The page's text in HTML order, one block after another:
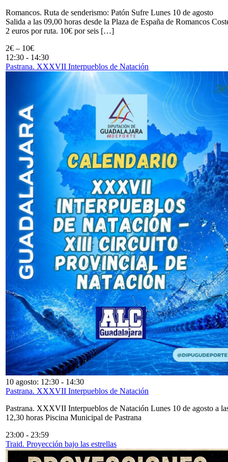
Romancos. Ruta de senderismo: Patón Sufre Lunes 10 de agosto
Salida a las 09,00 horas desde la Plaza de España de Romancos
2 euros por ruta. 10€ por seis […]
2€ – 10€
12:30 - 14:30
Pastrana. XXXVII Interpueblos de Natación
10 agosto: 12:30 - 14:30
Pastrana. XXXVII Interpueblos de Natación
Pastrana. XXXVII Interpueblos de Natación Lunes 10 de agosto a
12,30 horas Piscina Municipal de Pastrana
23:00 - 23:59
Traid. Proyección bajo las estrellas